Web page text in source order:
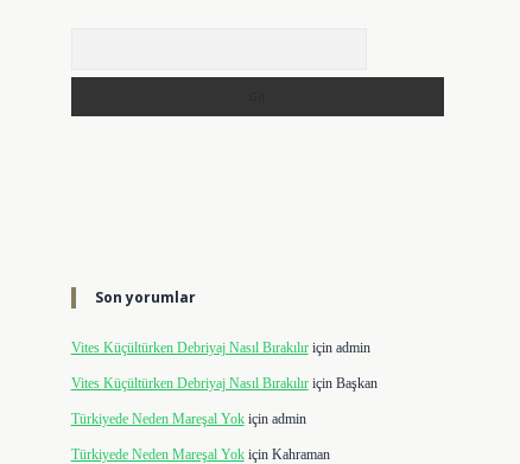
Son yorumlar
Vites Küçültürken Debriyaj Nasıl Bırakılıriçin admin
Vites Küçültürken Debriyaj Nasıl Bırakılıriçin Başkan
Türkiyede Neden Mareşal Yokiçin admin
Türkiyede Neden Mareşal Yokiçin Kahraman